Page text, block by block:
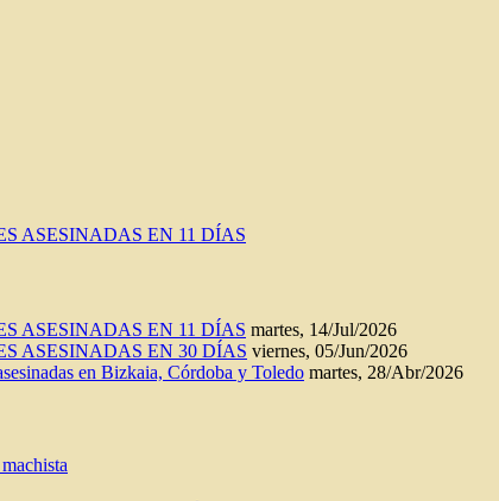
ASESINADAS EN 11 DÍAS
ASESINADAS EN 11 DÍAS martes, 14/Jul/2026
ASESINADAS EN 30 DÍAS viernes, 05/Jun/2026
en Bizkaia, Córdoba y Toledo martes, 28/Abr/2026